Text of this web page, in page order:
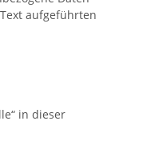
aufgeführten
in dieser